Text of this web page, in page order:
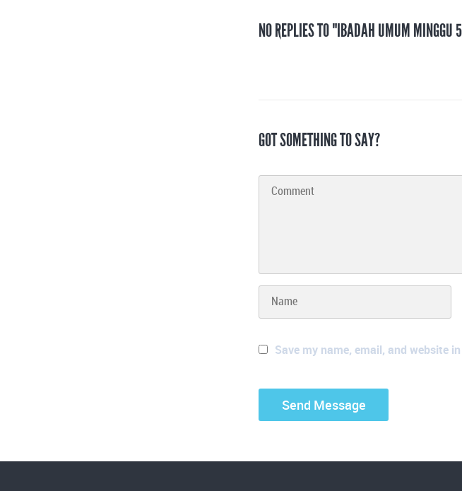
NO REPLIES TO "IBADAH UMUM
GOT SOMETHING TO SAY?
Save my name, email, and website